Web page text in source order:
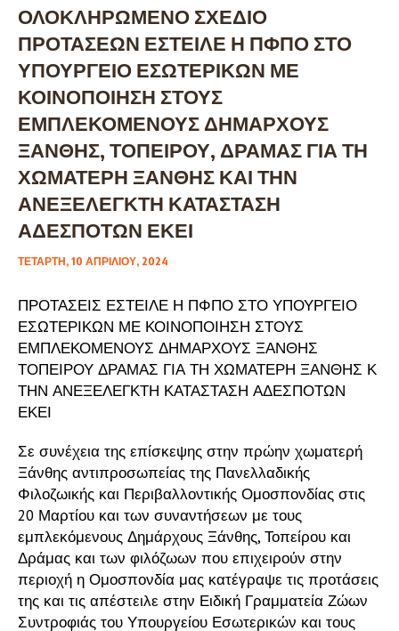
ΟΛΟΚΛΗΡΩΜΕΝΟ ΣΧΕΔΙΟ
ΠΡΟΤΑΣΕΩΝ ΕΣΤΕΙΛΕ Η ΠΦΠΟ ΣΤΟ
ΥΠΟΥΡΓΕΙΟ ΕΣΩΤΕΡΙΚΩΝ ΜΕ
ΚΟΙΝΟΠΟΙΗΣΗ ΣΤΟΥΣ
ΕΜΠΛΕΚΟΜΕΝΟΥΣ ΔΗΜΑΡΧΟΥΣ
ΞΑΝΘΗΣ, ΤΟΠΕΙΡΟΥ, ΔΡΑΜΑΣ ΓΙΑ ΤΗ
ΧΩΜΑΤΕΡΗ ΞΑΝΘΗΣ ΚΑΙ ΤΗΝ
ΑΝΕΞΕΛΕΓΚΤΗ ΚΑΤΑΣΤΑΣΗ
ΑΔΕΣΠΟΤΩΝ ΕΚΕΙ
ΤΕΤΆΡΤΗ, 10 ΑΠΡΙΛΊΟΥ, 2024
ΠΡΟΤΑΣΕΙΣ ΕΣΤΕΙΛΕ Η ΠΦΠΟ ΣΤΟ ΥΠΟΥΡΓΕΙΟ
ΕΣΩΤΕΡΙΚΩΝ ΜΕ ΚΟΙΝΟΠΟΙΗΣΗ ΣΤΟΥΣ
ΕΜΠΛΕΚΟΜΕΝΟΥΣ ΔΗΜΑΡΧΟΥΣ ΞΑΝΘΗΣ
ΤΟΠΕΙΡΟΥ ΔΡΑΜΑΣ ΓΙΑ ΤΗ ΧΩΜΑΤΕΡΗ ΞΑΝΘΗΣ Κ
ΤΗΝ ΑΝΕΞΕΛΕΓΚΤΗ ΚΑΤΑΣΤΑΣΗ ΑΔΕΣΠΟΤΩΝ
ΕΚΕΙ
Σε συνέχεια της επίσκεψης στην πρώην χωματερή
Ξάνθης αντιπροσωπείας της Πανελλαδικής
Φιλοζωικής και Περιβαλλοντικής Ομοσπονδίας στις
20 Μαρτίου και των συναντήσεων με τους
εμπλεκόμενους Δημάρχους Ξάνθης, Τοπείρου και
Δράμας και των φιλόζωων που επιχειρούν στην
περιοχή η Ομοσπονδία μας κατέγραψε τις προτάσεις
της και τις απέστειλε στην Ειδική Γραμματεία Ζώων
Συντροφιάς του Υπουργείου Εσωτερικών και τους